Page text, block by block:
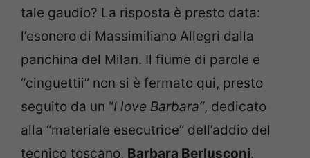
tale gaudio? La risposta è presto data:
l’esonero di Massimiliano Allegri dalla
panchina del Milan. Il fiume di parole e
“cinguettii” non si è fermato qui, presto
seguito da un “I love Barbara”, dedicato
alla “materiale esecutrice” dell’addio del
tecnico toscano, Barbara Berlusconi.